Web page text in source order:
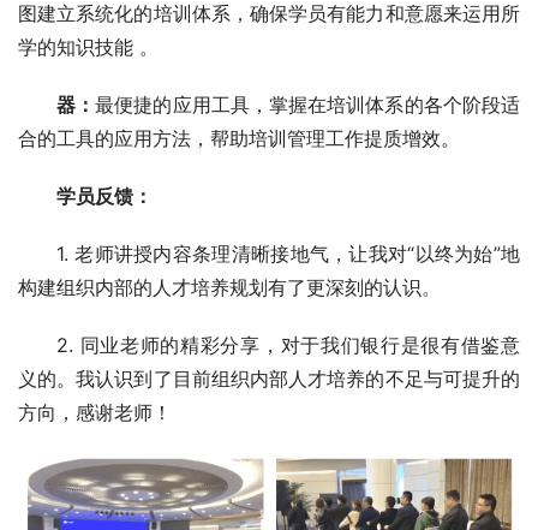
图建立系统化的培训体系，确保学员有能力和意愿来运用所
学的知识技能 。
器：最便捷的应用工具，掌握在培训体系的各个阶段适
合的工具的应用方法，帮助培训管理工作提质增效。
学员反馈：
1. 老师讲授内容条理清晰接地气，让我对“以终为始”地
构建组织内部的人才培养规划有了更深刻的认识。
2. 同业老师的精彩分享，对于我们银行是很有借鉴意
义的。我认识到了目前组织内部人才培养的不足与可提升的
方向，感谢老师！